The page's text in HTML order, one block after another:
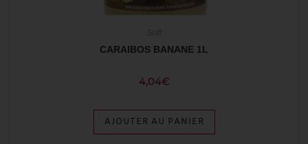
CARAIBOS BANANE 1L
4,04€
AJOUTER AU PANIER